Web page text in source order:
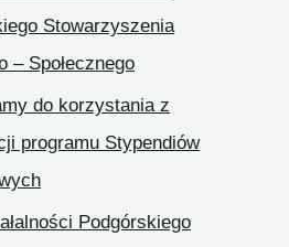
Stowarzyszenia
– Społecznego
do korzystania z
programu Stypendiów
Podgórskiego